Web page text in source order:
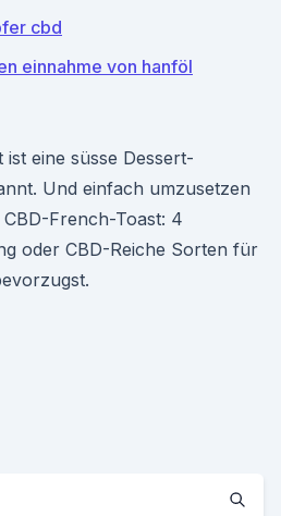
cbd
einnahme von hanföl
eine süsse Dessert-
Und einfach umzusetzen
French-Toast: 4
oder CBD-Reiche Sorten für